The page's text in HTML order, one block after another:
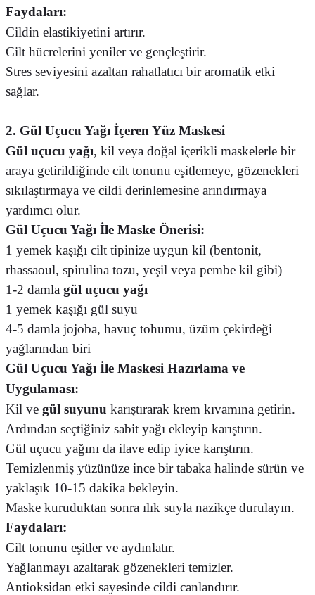
Faydaları:
Cildin elastikiyetini artırır.
Cilt hücrelerini yeniler ve gençleştirir.
Stres seviyesini azaltan rahatlatıcı bir aromatik etki
sağlar.
2. Gül Uçucu Yağı İçeren Yüz Maskesi
Gül uçucu yağı, kil veya doğal içerikli maskelerle bir
araya getirildiğinde cilt tonunu eşitlemeye, gözenekleri
sıkılaştırmaya ve cildi derinlemesine arındırmaya
yardımcı olur.
Gül Uçucu Yağı İle Maske Önerisi:
1 yemek kaşığı cilt tipinize uygun kil (bentonit,
rhassaoul, spirulina tozu, yeşil veya pembe kil gibi)
1-2 damla gül uçucu yağı
1 yemek kaşığı gül suyu
4-5 damla jojoba, havuç tohumu, üzüm çekirdeği
yağlarından biri
Gül Uçucu Yağı İle Maskesi Hazırlama ve
Uygulaması:
Kil ve gül suyunu karıştırarak krem kıvamına getirin.
Ardından seçtiğiniz sabit yağı ekleyip karıştırın.
Gül uçucu yağını da ilave edip iyice karıştırın.
Temizlenmiş yüzünüze ince bir tabaka halinde sürün ve
yaklaşık 10-15 dakika bekleyin.
Maske kuruduktan sonra ılık suyla nazikçe durulayın.
Faydaları:
Cilt tonunu eşitler ve aydınlatır.
Yağlanmayı azaltarak gözenekleri temizler.
Antioksidan etki sayesinde cildi canlandırır.